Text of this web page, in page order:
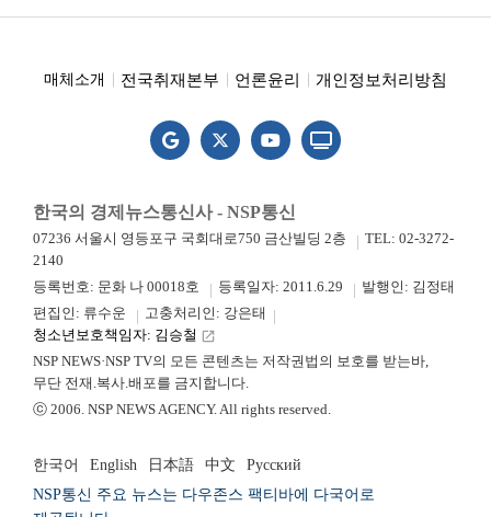
매체소개 전국취재본부 언론윤리 개인정보처리방침
한국의 경제뉴스통신사 - NSP통신
07236 서울시 영등포구 국회대로750 금산빌딩 2층
TEL: 02-3272-
2140
등록번호: 문화 나 00018호
등록일자: 2011.6.29
발행인: 김정태
편집인: 류수운
고충처리인: 강은태
청소년보호책임자: 김승철 launch
NSP NEWS·NSP TV의 모든 콘텐츠는 저작권법의 보호를 받는바,
무단 전재.복사.배포를 금지합니다.
ⓒ 2006. NSP NEWS AGENCY. All rights reserved.
한국어 English 日本語 中文
Русский
NSP통신 주요 뉴스는 다우존스 팩티바에 다국어로